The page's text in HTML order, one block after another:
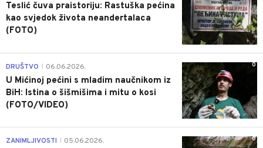
Teslić čuva praistoriju: Rastuška pećina
kao svjedok života neandertalaca
(FOTO)
0
DRUŠTVO 06.06.2026.
U Mićinoj pećini s mladim naučnikom iz
BiH: Istina o šišmišima i mitu o kosi
(FOTO/VIDEO)
0
ZANIMLJIVOSTI 05.06.2026.